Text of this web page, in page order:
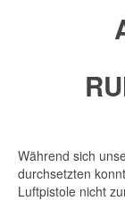
Während sich
durchsetzten
Luftpistole nicht